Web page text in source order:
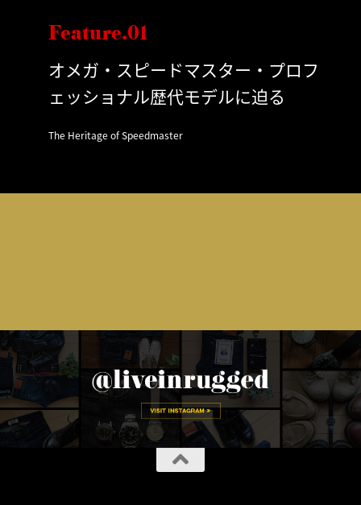
Feature.01
オメガ・スピードマスター・プロフ
ェッショナル歴代モデルに迫る
The Heritage of Speedmaster